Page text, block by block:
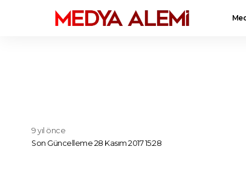
Son Güncelleme 28 Kasım 2017 15:28
9 yıl önce